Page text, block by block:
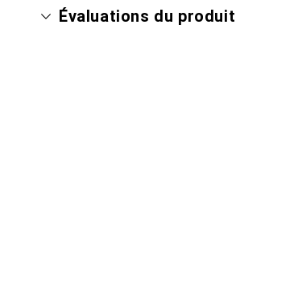
Évaluations du produit